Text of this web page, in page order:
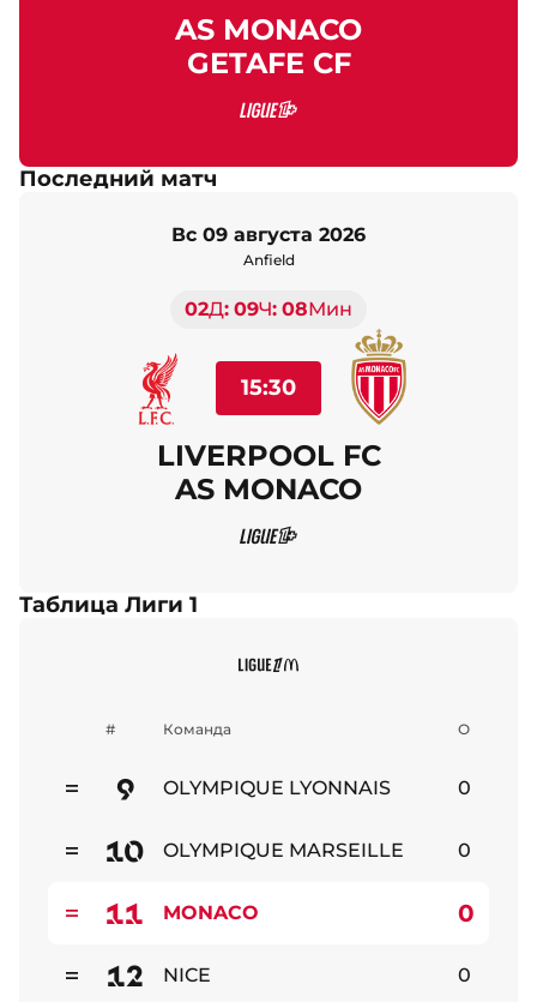
AS MONACO
GETAFE CF
Последний матч
вс 09 августа 2026
Anfield
02Д 09Ч 08Мин
15:30
LIVERPOOL FC
AS MONACO
Таблица Лиги 1
# Команда О
9 OLYMPIQUE LYONNAIS 0
10 OLYMPIQUE MARSEILLE 0
11 MONACO 0
12 NICE 0